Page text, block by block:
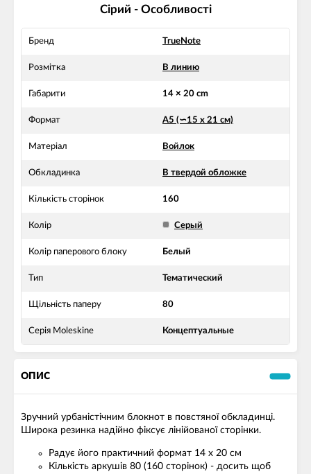
Сірий - Особливості
Бренд TrueNote
Розмітка В линию
Габарити 14 × 20 cm
Формат А5 (∽15 х 21 см)
Матеріал Войлок
Обкладинка В твердой обложке
Кількість сторінок 160
Колір Серый
Колір паперового блоку Белый
Тип Тематический
Щільність паперу 80
Серія Moleskine Концептуальные
ОПИС
Зручний урбаністічним блокнот в повстяної обкладинці.
Широка резинка надійно фіксує лінійованої сторінки.
Радує його практичний формат 14 х 20 см
Кількість аркушів 80 (160 сторінок) - досить щоб